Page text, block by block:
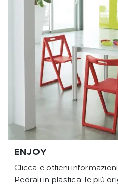
ENJOY
Clicca e ottieni
Pedrali in plastica: le più